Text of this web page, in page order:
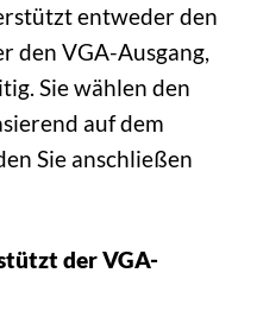
entweder den
den VGA-Ausgang,
Sie wählen den
auf dem
Sie anschließen
der VGA-